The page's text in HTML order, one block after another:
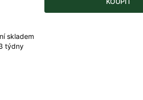
skladem
týdny